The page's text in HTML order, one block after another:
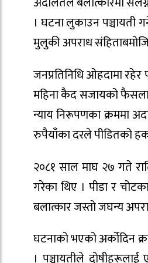
। घटना लुकाउन पञ्चायती
मुलुकी अपराध
जनप्रतिनिधि ओहदामा रहेर
महिना कैद सजायको फैसला
न्याय निरूपणका क्रममा
रुपैयाँका दरले पीडितको
२०८१ साल माघ २७ गते
गरेका थिए । पीडा र
बलात्कार जस्तो जघन्य
घटनाको भएको अर्कोदिन